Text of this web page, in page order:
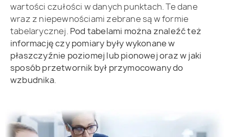
wartości czułości w danych punktach. Te dane
wraz z niepewnościami zebrane są w formie
tabelarycznej. Pod tabelami można znaleźć też
informację czy pomiary były wykonane w
płaszczyźnie poziomej lub pionowej oraz w jaki
sposób przetwornik był przymocowany do
wzbudnika.